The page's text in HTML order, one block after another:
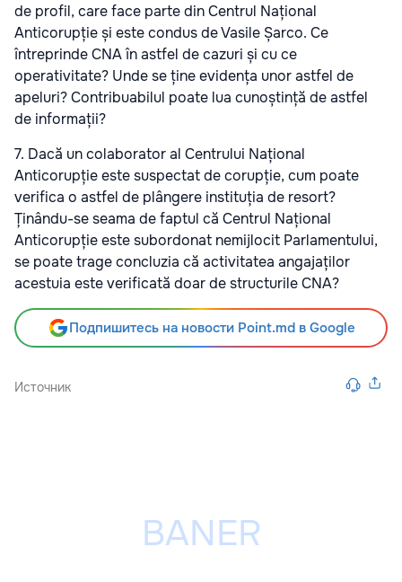
de profil, care face parte din Centrul Național
Anticorupție și este condus de Vasile Șarco. Ce
întreprinde CNA în astfel de cazuri și cu ce
operativitate? Unde se ține evidența unor astfel de
apeluri? Contribuabilul poate lua cunoștință de astfel
de informații?
7. Dacă un colaborator al Centrului Național
Anticorupție este suspectat de corupție, cum poate
verifica o astfel de plângere instituția de resort?
Ținându-se seama de faptul că Centrul Național
Anticorupție este subordonat nemijlocit Parlamentului,
se poate trage concluzia că activitatea angajaților
acestuia este verificată doar de structurile CNA?
Подпишитесь на новости Point.md в Google
Источник